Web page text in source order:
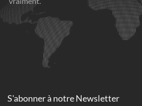
S'abonner à notre Newsletter